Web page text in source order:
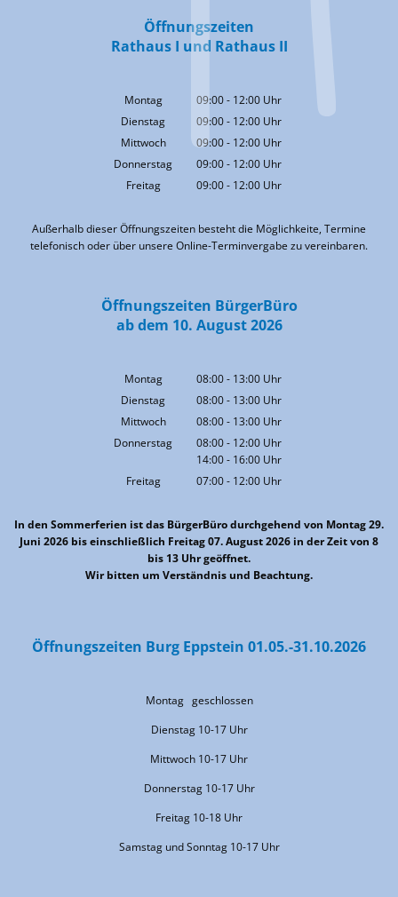
Öffnungszeiten
Rathaus I und Rathaus II
Montag 09:00- 12:00 Uhr
Von 09:00 bis 12:00 Uhr
Dienstag 09:00- 12:00 Uhr
Von 09:00 bis 12:00 Uhr
Mittwoch 09:00- 12:00 Uhr
Von 09:00 bis 12:00 Uhr
Donnerstag 09:00- 12:00 Uhr
Von 09:00 bis 12:00 Uhr
Freitag 09:00- 12:00 Uhr
Außerhalb dieser Öffnungszeiten besteht die Möglichkeite, Termine
telefonisch oder über unsere Online-Terminvergabe zu vereinbaren.
Öffnungszeiten BürgerBüro
ab dem 10. August 2026
Montag 08:00- 13:00 Uhr
Von 08:00 bis 13:00 Uhr
Dienstag 08:00- 13:00 Uhr
Von 08:00 bis 13:00 Uhr
Mittwoch 08:00- 13:00 Uhr
Von 08:00 bis 13:00 Uhr
Donnerstag 08:00- 12:00 Uhr
Von 08:00 bis 12:00 Uhr
14:00- 16:00 Uhr
Von 14:00 bis 16:00 Uhr
Freitag 07:00- 12:00 Uhr
In den Sommerferien ist das BürgerBüro durchgehend von Montag 29.
Juni 2026 bis einschließlich Freitag 07. August 2026 in der Zeit von 8
bis 13 Uhr geöffnet.
Wir bitten um Verständnis und Beachtung.
Öffnungszeiten Burg Eppstein 01.05.-31.10.2026
Montag geschlossen
Dienstag 10-17 Uhr
Mittwoch 10-17 Uhr
Donnerstag 10-17 Uhr
Freitag 10-18 Uhr
Samstag und Sonntag 10-17 Uhr